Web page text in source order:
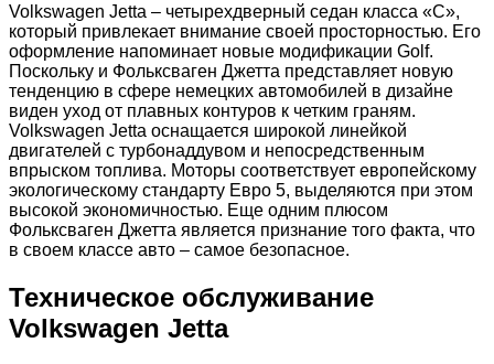
Volkswagen Jetta – четырехдверный седан класса «С»,
который привлекает внимание своей просторностью. Его
оформление напоминает новые модификации Golf.
Поскольку и Фольксваген Джетта представляет новую
тенденцию в сфере немецких автомобилей в дизайне
виден уход от плавных контуров к четким граням.
Volkswagen Jetta оснащается широкой линейкой
двигателей с турбонаддувом и непосредственным
впрыском топлива. Моторы соответствует европейскому
экологическому стандарту Евро 5, выделяются при этом
высокой экономичностью. Еще одним плюсом
Фольксваген Джетта является признание того факта, что
в своем классе авто – самое безопасное.
Техническое обслуживание
Volkswagen Jetta